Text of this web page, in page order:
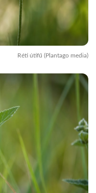
Réti útifű (Plantago media)